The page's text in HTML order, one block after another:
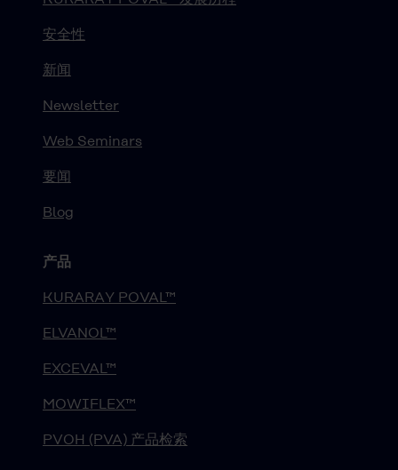
安全性
新闻
Newsletter
Web Seminars
要闻
Blog
产品
KURARAY POVAL™
ELVANOL™
EXCEVAL™
MOWIFLEX™
PVOH (PVA) 产品检索